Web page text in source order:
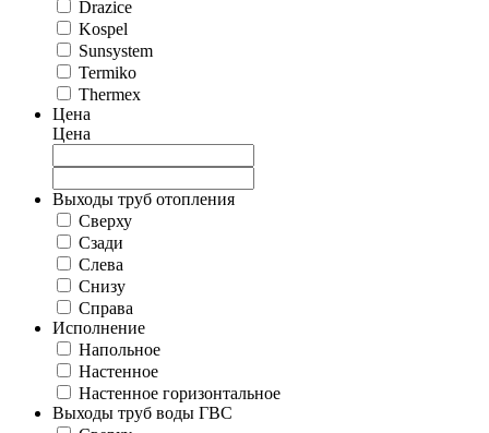
Drazice
Kospel
Sunsystem
Termiko
Thermex
Цена
Цена
Выходы труб отопления
Сверху
Сзади
Слева
Снизу
Справа
Исполнение
Напольное
Настенное
Настенное горизонтальное
Выходы труб воды ГВС